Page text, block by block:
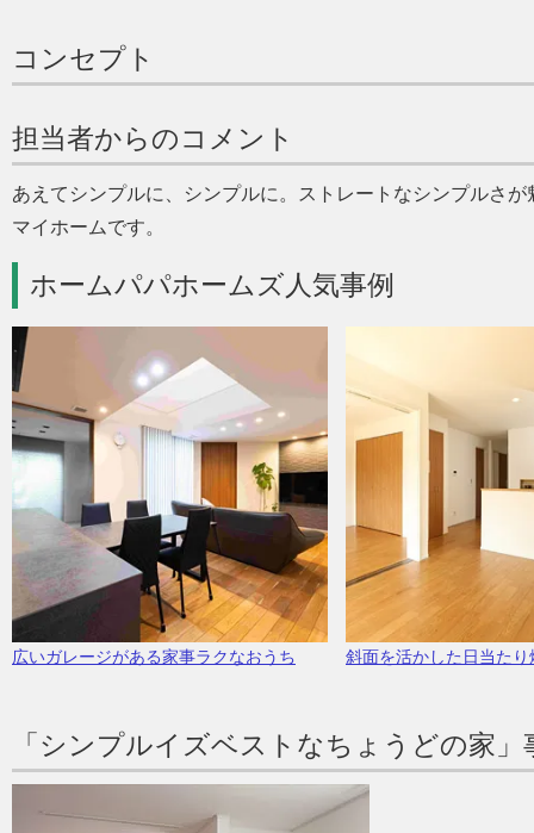
コンセプト
担当者からのコメント
あえてシンプルに、シンプルに。ストレートなシンプルさ
マイホームです。
ホームパパホームズ人気事例
広いガレージがある家事ラクなおうち 斜面を活かした日当たり
「シンプルイズベストなちょうどの家